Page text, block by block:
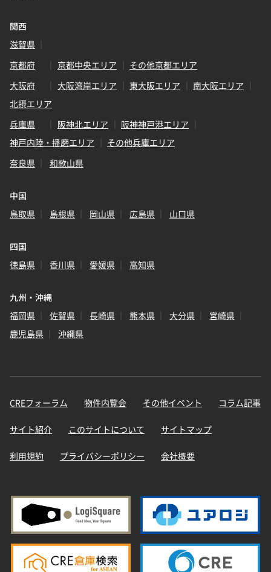
関西
滋賀県
京都府
京都中央エリア
その他京都エリア
大阪府
大阪湾岸エリア 東大阪エリア
南大阪エリア
北摂エリア
兵庫県
阪神北エリア
阪神神戸港エリア
神戸内陸・播磨エリア
その他兵庫エリア
奈良県
和歌山県
中国
鳥取県
島根県 岡山県 広島県 山口県
四国
徳島県
香川県 愛媛県 高知県
九州・沖縄
福岡県
佐賀県 長崎県 熊本県 大分県
宮崎県
鹿児島県
沖縄県
CREフォーラム 物件内覧会 その他イベント コラム記事
サイト紹介 このサイトについて サイトマップ
利用規約 プライバシーポリシー 会社概要